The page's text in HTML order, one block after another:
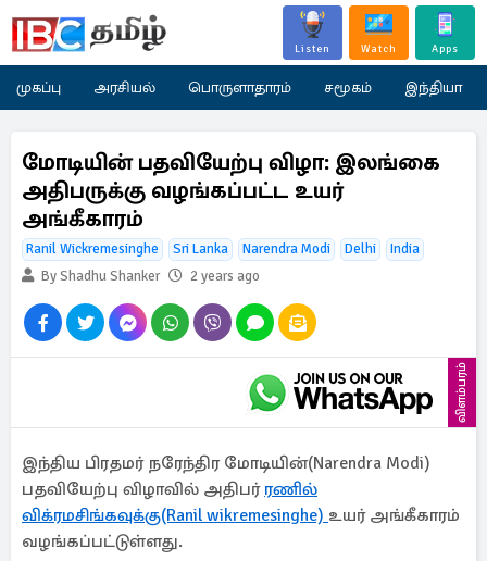
Listen Watch Apps
முகப்பு அரசியல் பொருளாதாரம் சமூகம் இந்தியா
மோடியின் பதவியேற்பு விழா: இலங்கை
அதிபருக்கு வழங்கப்பட்ட உயர்
அங்கீகாரம்
Ranil Wickremesinghe Sri Lanka Narendra Modi Delhi
India
By Shadhu Shanker
2 years ago
விளம்பரம்
இந்திய பிரதமர் நரேந்திர மோடியின்(Narendra Modi)
பதவியேற்பு விழாவில் அதிபர் ரணில்
விக்ரமசிங்கவுக்கு(Ranil wikremesinghe) உயர் அங்கீகாரம்
வழங்கப்பட்டுள்ளது.